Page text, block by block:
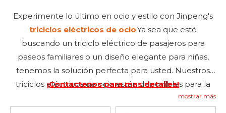
Experimente lo último en ocio y estilo con Jinpeng's
triciclos eléctricos de ocio.Ya sea que esté
buscando un triciclo eléctrico de pasajeros para
paseos familiares o un diseño elegante para niñas,
tenemos la solución perfecta para usted. Nuestros
triciclos eléctricos de ocio están disponibles para la
venta al por mayor en nuestra fábrica de China, lo
¡Contactenos para mas detalles!
mostrar más